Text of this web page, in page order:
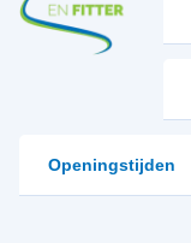
Openingstijden